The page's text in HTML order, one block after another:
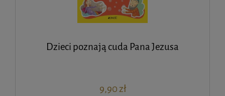
Dzieci poznają cuda Pana Jezusa
9,90 zł